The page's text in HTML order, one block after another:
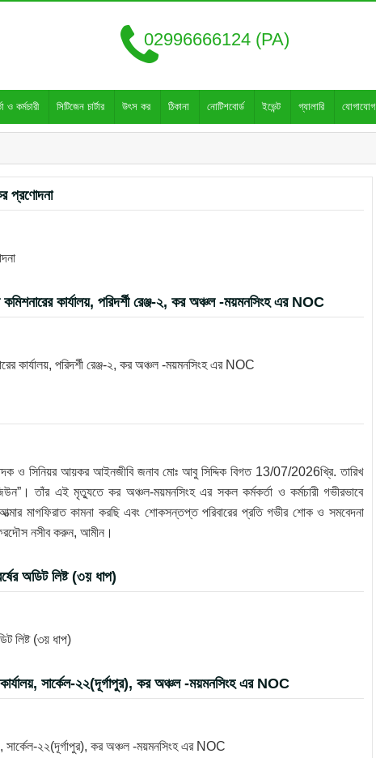
02996666124 (PA)
ও কর্মচারী সিটিজেন চার্টার উৎস কর ঠিকানা নোটিশবোর্ড ইভেন্ট গ্যালারি যোগাযোগ
প্রণোদনা
কমিশনারের কার্যালয়, পরিদর্শী রেঞ্জ-২, কর অঞ্চল -ময়মনসিংহ এর NOC
কার্যালয়, পরিদর্শী রেঞ্জ-২, কর অঞ্চল -ময়মনসিংহ এর NOC
ও সিনিয়র আয়কর আইনজীবি জনাব মোঃ আবু সিদ্দিক বিগত 13/07/2026খ্রি. তারিখ
তাঁর এই মৃত্যুতে কর অঞ্চল-ময়মনসিংহ এর সকল কর্মকর্তা ও কর্মচারী গভীরভাবে
মাগফিরাত কামনা করছি এবং শোকসন্তপ্ত পরিবারের প্রতি গভীর শোক ও সমবেদনা
নসীব করুন, আমীন।
অডিট লিষ্ট (৩য় ধাপ)
লিষ্ট (৩য় ধাপ)
সার্কেল-২২(দূর্গাপুর), কর অঞ্চল -ময়মনসিংহ এর NOC
সার্কেল-২২(দূর্গাপুর), কর অঞ্চল -ময়মনসিংহ এর NOC